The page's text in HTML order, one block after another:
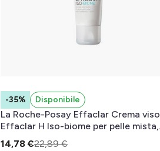
-35% Disponibile
La Roche-Posay Effaclar Crema viso
Effaclar H Iso-biome per pelle mista,
grassa o a tendenza acneica 40 ml
14,78 €22,89 €